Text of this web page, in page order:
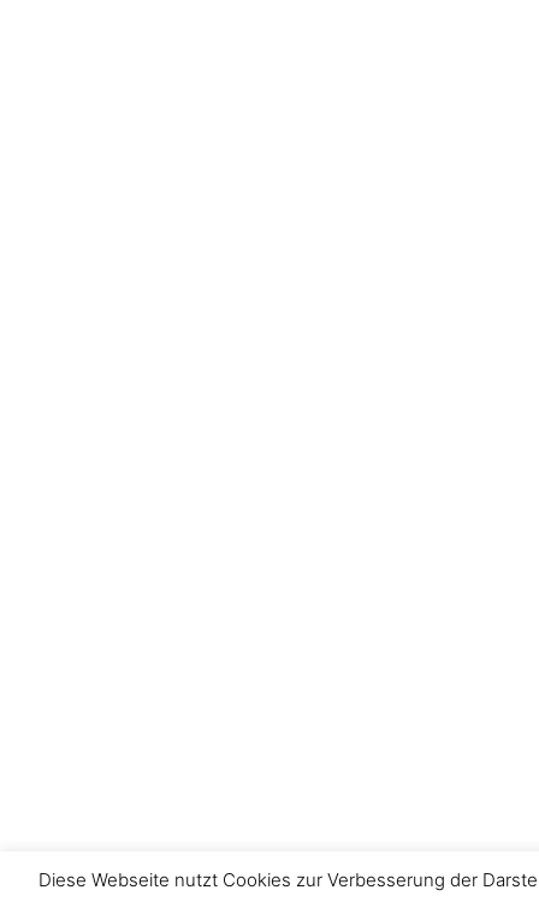
Diese Webseite nutzt Cookies zur Verbesserung der